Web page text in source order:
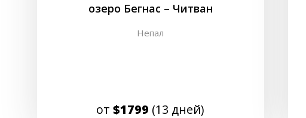
озеро Бегнас – Читван
Непал
от$1799 (13 дней)